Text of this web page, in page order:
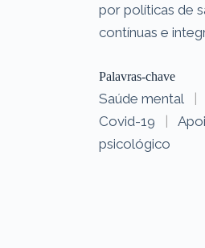
por políticas de
contínuas e
Palavras-chave
Saúde mental |
Covid-19
|
psicológico